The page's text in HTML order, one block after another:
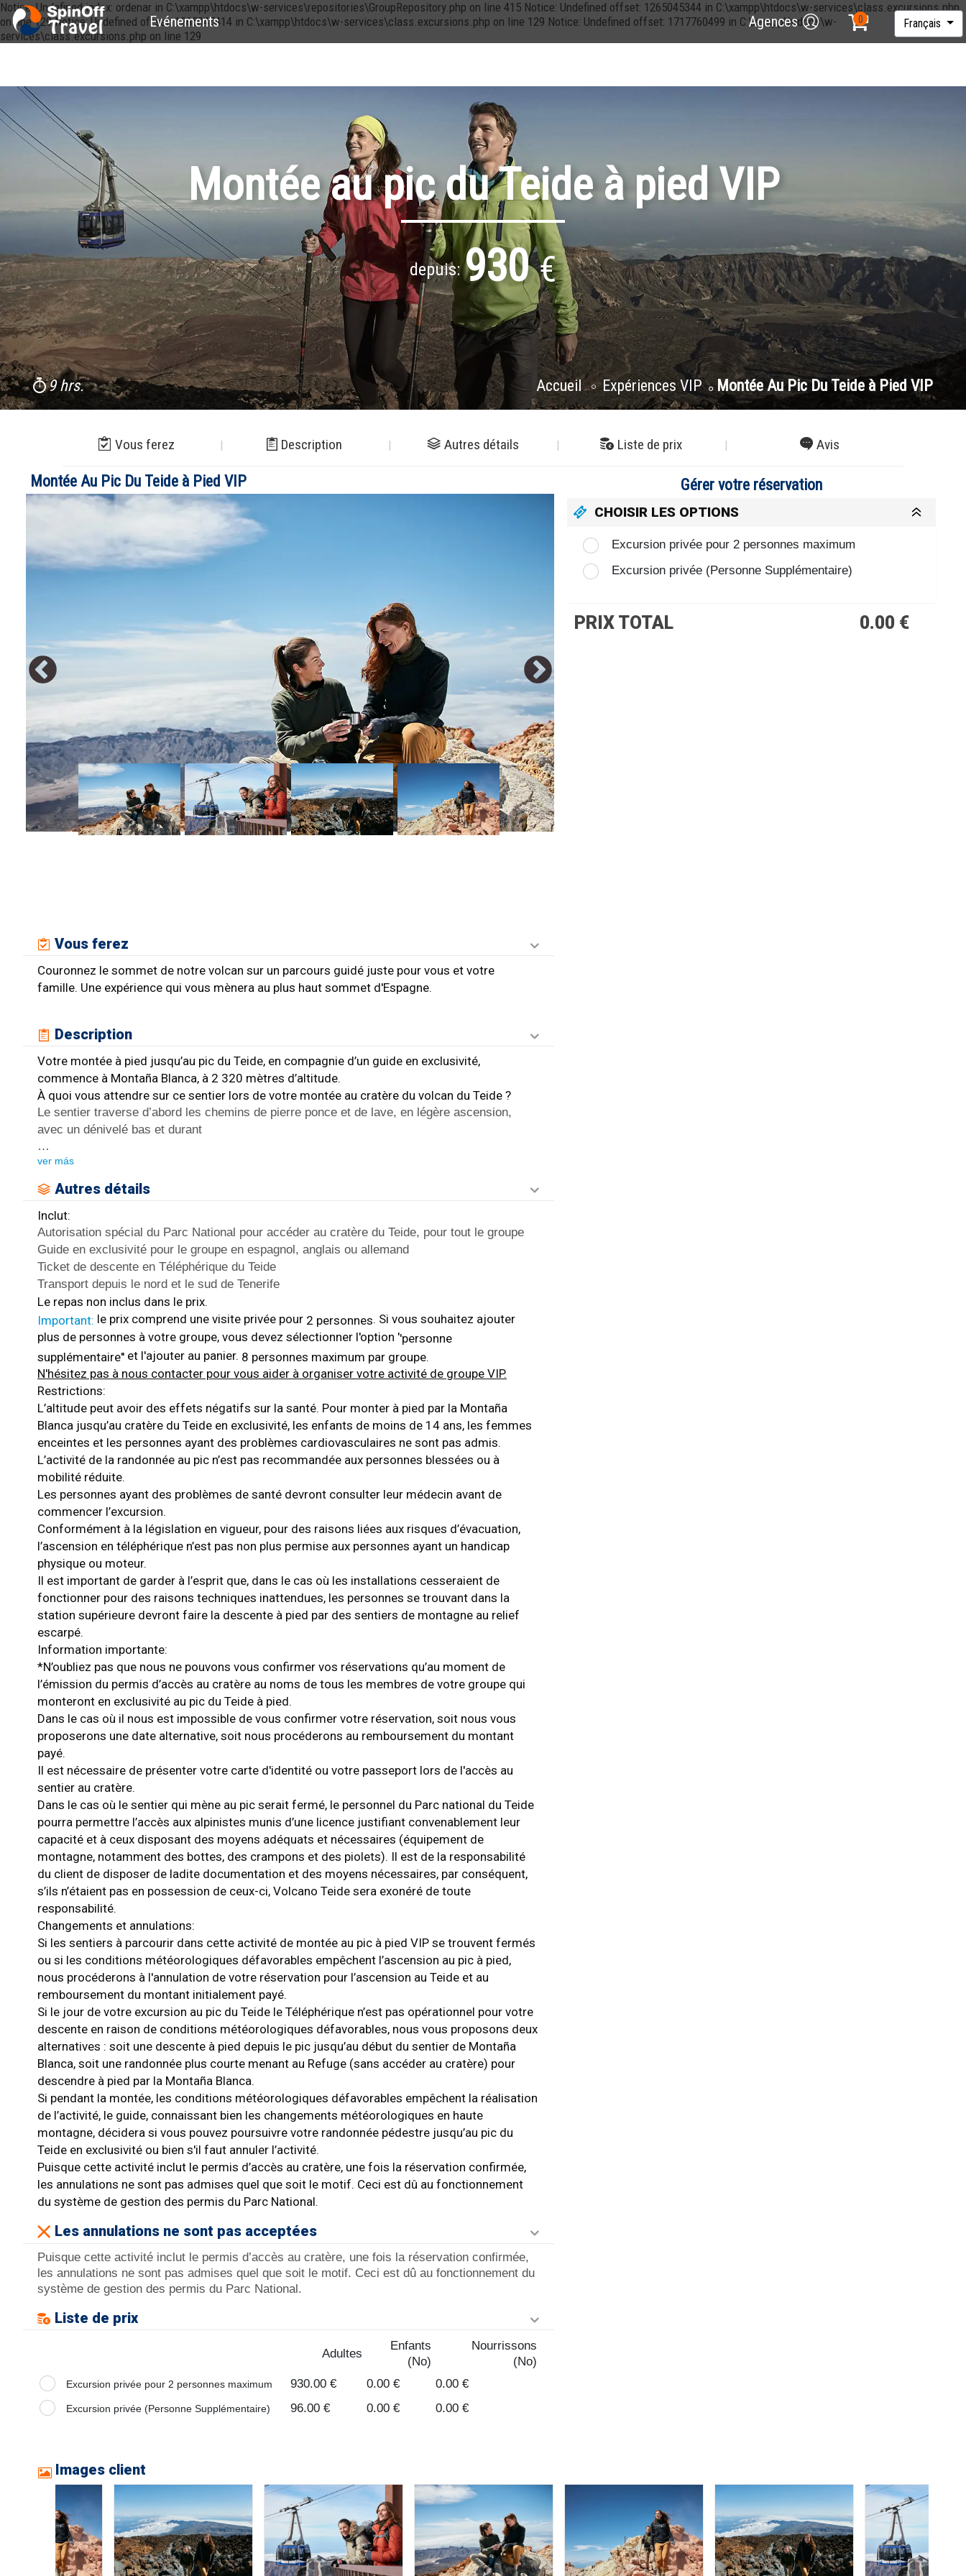
Notice: Undefined index: ordenar in C:\xampp\htdocs\w-services\repositories\GroupRepository.php on line 415 Notice: Undefined offset: 1265045344 in C:\xampp\htdocs\w-services\class.excursions.php
on line 129 Notice: Undefined offset: 1265045414 in C:\xampp\htdocs\w-services\class.excursions.php on line 129 Notice: Undefined offset: 1717760499 in C:\xampp\htdocs\w-
services\class.excursions.php on line 129
Evénements Français
Agences
Montée au pic du Teide à pied VIP
depuis:930€
9 hrs. Accueil Expériences VIP Montée Au Pic Du Teide à Pied VIP
Vous ferez Description Autres détails Liste de prix Avis
Montée Au Pic Du Teide à Pied VIP
Vous ferez
Couronnez le sommet de notre volcan sur un parcours guidé juste pour vous et votre
famille. Une expérience qui vous mènera au plus haut sommet d'Espagne.
Description
Votre montée à pied jusqu’au pic du Teide, en compagnie d’un guide en exclusivité,
commence à Montaña Blanca, à 2 320 mètres d’altitude.
À quoi vous attendre sur ce sentier lors de votre montée au cratère du volcan du Teide ?
Le sentier traverse d’abord les chemins de pierre ponce et de lave, en légère ascension,
avec un dénivelé bas et durant
…
ver más
Autres détails
Inclut:
Autorisation spécial du Parc National pour accéder au cratère du Teide, pour tout le groupe
Guide en exclusivité pour le groupe en espagnol, anglais ou allemand
Ticket de descente en Téléphérique du Teide
Transport depuis le nord et le sud de Tenerife
Le repas non inclus dans le prix.
Important: le prix comprend une visite privée pour 2 personnes. Si vous souhaitez ajouter
plus de personnes à votre groupe, vous devez sélectionner l'option ''personne
supplémentaire'' et l'ajouter au panier. 8 personnes maximum par groupe.
N'hésitez pas à nous contacter pour vous aider à organiser votre activité de groupe VIP.
Restrictions:
L’altitude peut avoir des effets négatifs sur la santé. Pour monter à pied par la Montaña
Blanca jusqu’au cratère du Teide en exclusivité, les enfants de moins de 14 ans, les femmes
enceintes et les personnes ayant des problèmes cardiovasculaires ne sont pas admis.
L’activité de la randonnée au pic n’est pas recommandée aux personnes blessées ou à
mobilité réduite.
Les personnes ayant des problèmes de santé devront consulter leur médecin avant de
commencer l’excursion.
Conformément à la législation en vigueur, pour des raisons liées aux risques d’évacuation,
l’ascension en téléphérique n’est pas non plus permise aux personnes ayant un handicap
physique ou moteur.
Il est important de garder à l’esprit que, dans le cas où les installations cesseraient de
fonctionner pour des raisons techniques inattendues, les personnes se trouvant dans la
station supérieure devront faire la descente à pied par des sentiers de montagne au relief
escarpé.
Information importante:
*N’oubliez pas que nous ne pouvons vous confirmer vos réservations qu’au moment de
l’émission du permis d’accès au cratère au noms de tous les membres de votre groupe qui
monteront en exclusivité au pic du Teide à pied.
Dans le cas où il nous est impossible de vous confirmer votre réservation, soit nous vous
proposerons une date alternative, soit nous procéderons au remboursement du montant
payé.
Il est nécessaire de présenter votre carte d'identité ou votre passeport lors de l'accès au
sentier au cratère.
Dans le cas où le sentier qui mène au pic serait fermé, le personnel du Parc national du Teide
pourra permettre l’accès aux alpinistes munis d’une licence justifiant convenablement leur
capacité et à ceux disposant des moyens adéquats et nécessaires (équipement de
montagne, notamment des bottes, des crampons et des piolets). Il est de la responsabilité
du client de disposer de ladite documentation et des moyens nécessaires, par conséquent,
s’ils n’étaient pas en possession de ceux-ci, Volcano Teide sera exonéré de toute
responsabilité.
Changements et annulations:
Si les sentiers à parcourir dans cette activité de montée au pic à pied VIP se trouvent fermés
ou si les conditions météorologiques défavorables empêchent l’ascension au pic à pied,
nous procéderons à l'annulation de votre réservation pour l’ascension au Teide et au
remboursement du montant initialement payé.
Si le jour de votre excursion au pic du Teide le Téléphérique n’est pas opérationnel pour votre
descente en raison de conditions météorologiques défavorables, nous vous proposons deux
alternatives : soit une descente à pied depuis le pic jusqu’au début du sentier de Montaña
Blanca, soit une randonnée plus courte menant au Refuge (sans accéder au cratère) pour
descendre à pied par la Montaña Blanca.
Si pendant la montée, les conditions météorologiques défavorables empêchent la réalisation
de l’activité, le guide, connaissant bien les changements météorologiques en haute
montagne, décidera si vous pouvez poursuivre votre randonnée pédestre jusqu’au pic du
Teide en exclusivité ou bien s'il faut annuler l’activité.
Puisque cette activité inclut le permis d’accès au cratère, une fois la réservation confirmée,
les annulations ne sont pas admises quel que soit le motif. Ceci est dû au fonctionnement
du système de gestion des permis du Parc National.
Les annulations ne sont pas acceptées
Puisque cette activité inclut le permis d’accès au cratère, une fois la réservation confirmée,
les annulations ne sont pas admises quel que soit le motif. Ceci est dû au fonctionnement du
système de gestion des permis du Parc National.
Liste de prix
Adultes
Enfants
(No)
Nourrissons
(No)
Excursion privée pour 2 personnes maximum 930.00 € 0.00 € 0.00 €
Excursion privée (Personne Supplémentaire) 96.00 € 0.00 € 0.00 €
Gérer votre réservation
CHOISIR LES OPTIONS
Excursion privée pour 2 personnes maximum
Excursion privée (Personne Supplémentaire)
PRIX TOTAL 0.00 €
Images client